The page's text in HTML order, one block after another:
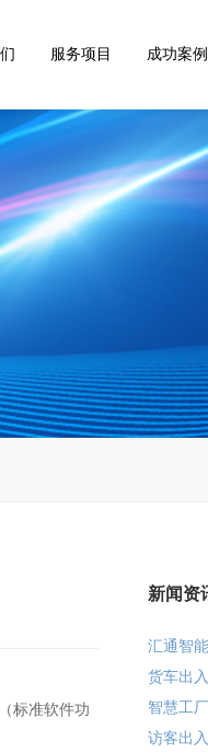
服务项目 成功案例
标准软件功
新闻资